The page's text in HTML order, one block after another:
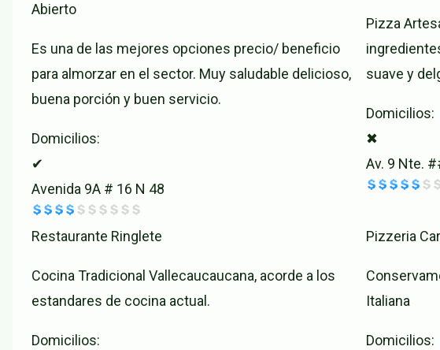
Abierto
Es una de las mejores opciones precio/ beneficio
para almorzar en el sector. Muy saludable delicioso,
buena porción y buen servicio.
Domicilios:
✔
Avenida 9A # 16 N 48
Pizza
suave y
Domicilios:
✖
Av. 9 Nte.
Restaurante Ringlete
Cocina Tradicional Vallecaucaucana, acorde a los
estandares de cocina actual.
Domicilios:
Pizzeria
Italiana
Domicilios: